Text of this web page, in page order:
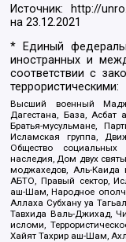
Источник: http://
на23.12.2021
* Единый
иностранных и
соответствии с
террористическими:
Высший военный
Дагестана, База, Асбат
Братья-мусульмане,
Исламская группа,
Общество
наследия, Дом двух
моджахедов, Аль-Каида
АБТО, Правый сектор,
аш-Шам, Народное
Аллаха Субхану уа
Тавхида Валь-Джихад,
исломи,
Хайят Тахрир аш-Шам,